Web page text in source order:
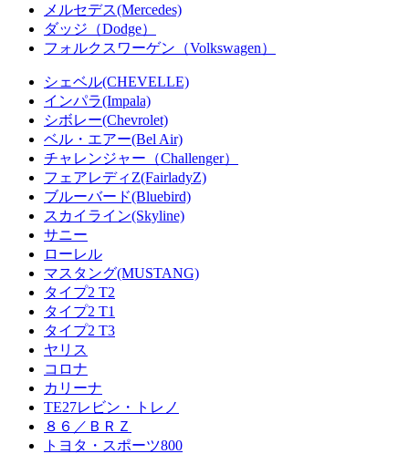
メルセデス(Mercedes)
ダッジ（Dodge）
フォルクスワーゲン（Volkswagen）
シェベル(CHEVELLE)
インパラ(Impala)
シボレー(Chevrolet)
ベル・エアー(Bel Air)
チャレンジャー（Challenger）
フェアレディZ(FairladyZ)
ブルーバード(Bluebird)
スカイライン(Skyline)
サニー
ローレル
マスタング(MUSTANG)
タイプ2 T2
タイプ2 T1
タイプ2 T3
ヤリス
コロナ
カリーナ
TE27レビン・トレノ
８６／ＢＲＺ
トヨタ・スポーツ800